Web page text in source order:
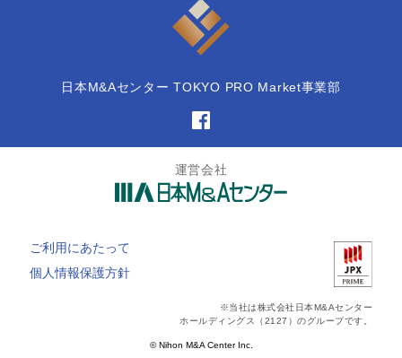
日本M&Aセンター TOKYO PRO Market事業部
運営会社
ご利用にあたって
個人情報保護方針
※当社は株式会社日本M&Aセンター
ホールディングス（2127）のグループです。
© Nihon M&A Center Inc.